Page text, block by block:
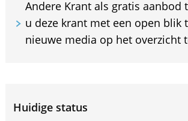
Andere Krant als gratis aanbod
u deze krant met een open blik
nieuwe media op het overzicht
Huidige status